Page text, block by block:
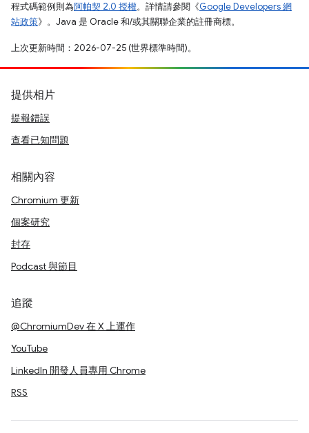
程式碼範例則為阿帕契 2.0 授權。詳情請參閱《Google Developers 網
站政策》。Java 是 Oracle 和/或其關聯企業的註冊商標。
上次更新時間：2026-07-25 (世界標準時間)。
提供相片
提報錯誤
查看已知問題
相關內容
Chromium 更新
個案研究
封存
Podcast 與節目
追蹤
@ChromiumDev 在 X 上運作
YouTube
LinkedIn 開發人員專用 Chrome
RSS